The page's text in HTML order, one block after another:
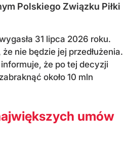
Polskiego Związku Piłki
31 lipca 2026 roku.
nie będzie jej przedłużenia.
że po tej decyzji
około 10 mln
umów